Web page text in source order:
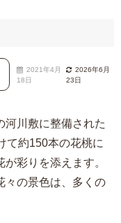
2021年4月
18日
2026年6月
23日
河川敷に整備された
て約150本の花桃に
彩りを添えます。
々の景色は、多くの